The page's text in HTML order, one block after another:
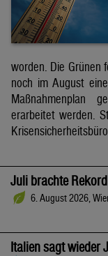
worden. Die Grünen
noch im August
Maßnahmenplan
erarbeitet werden.
Juli brachte
6. August 2026,
Italien sagt wieder